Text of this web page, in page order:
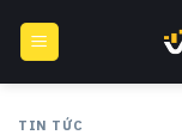
TIN TỨC